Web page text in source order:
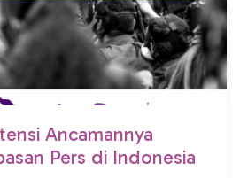
Ancamannya
Pers di Indonesia